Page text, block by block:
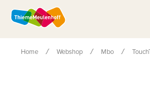
Home Webshop Mbo